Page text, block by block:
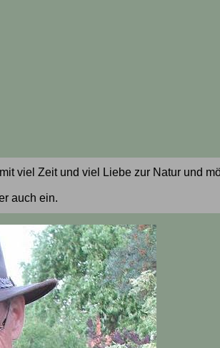
viel Zeit und viel Liebe zur Natur und
auch ein.